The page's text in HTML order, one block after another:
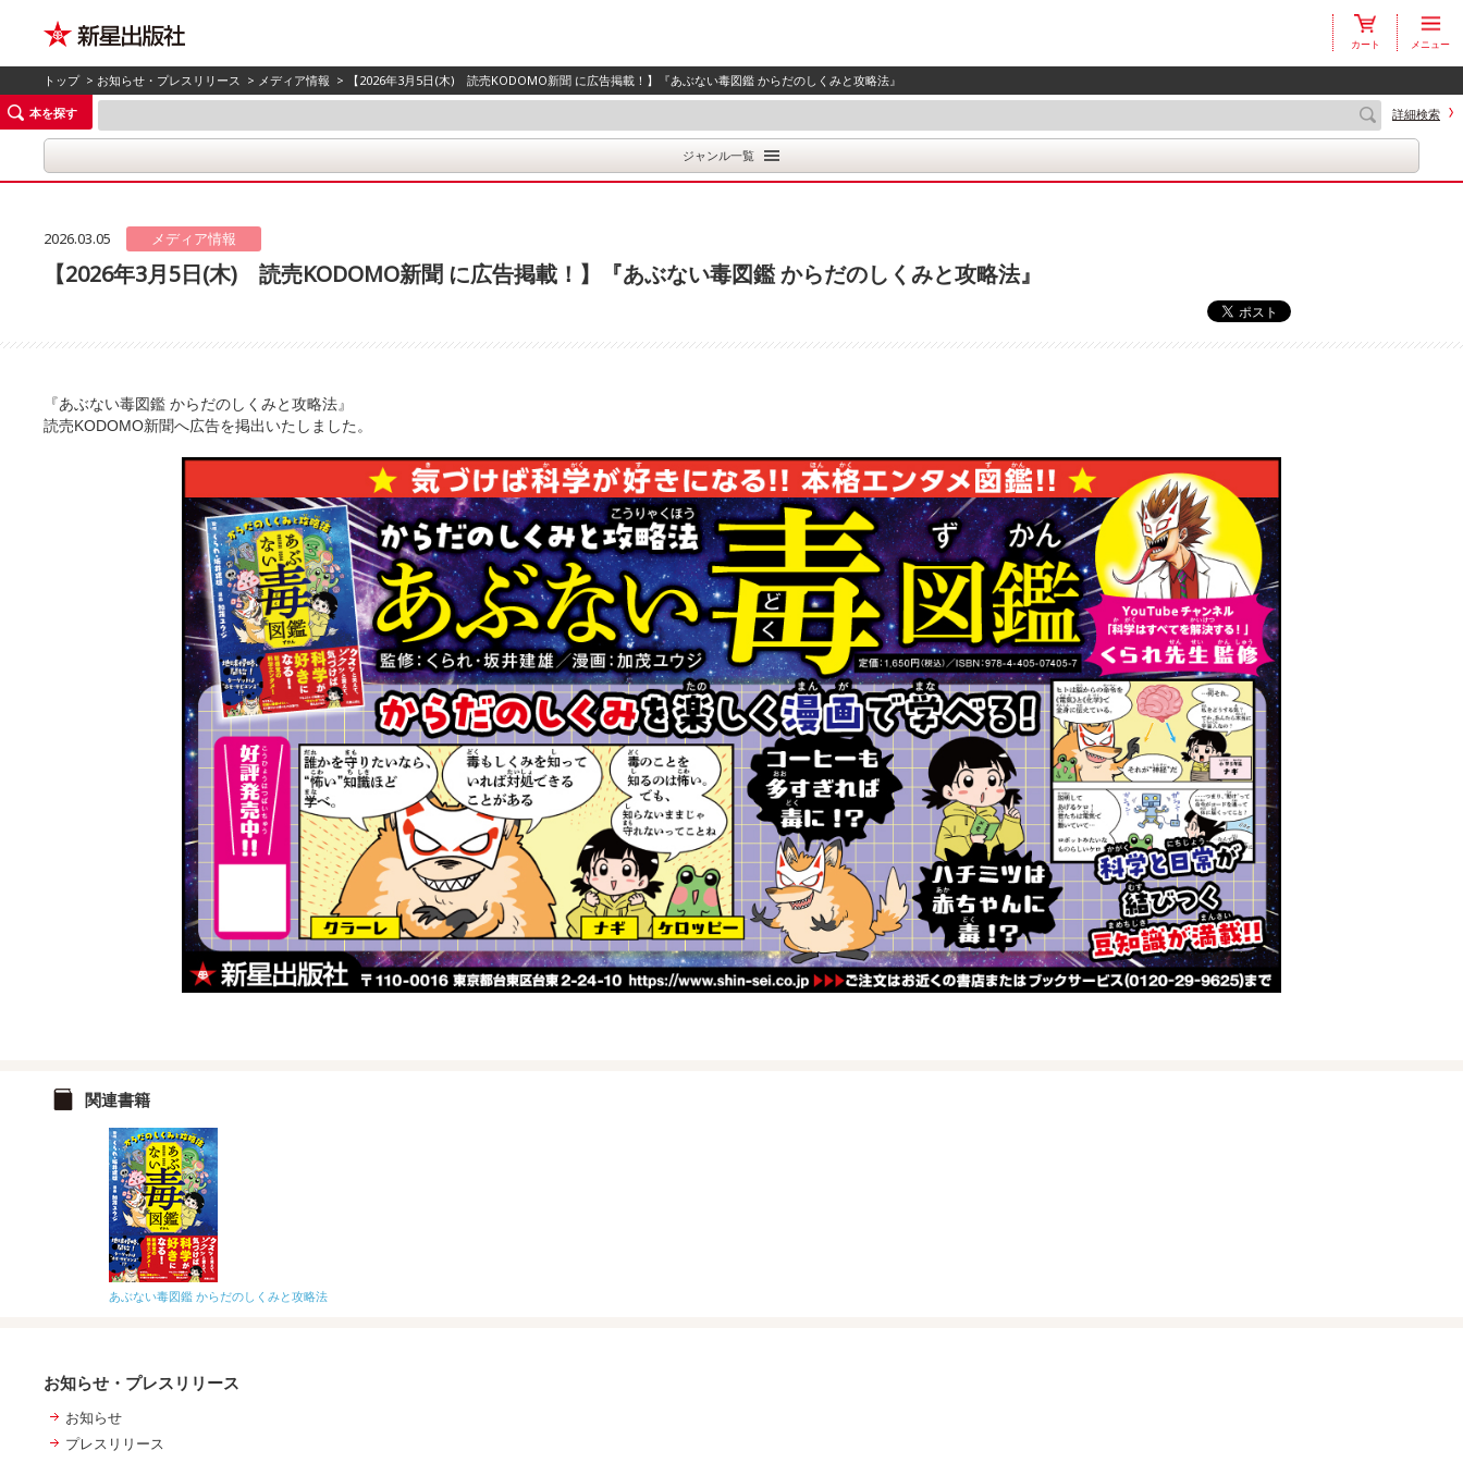
カート メニュー
トップ> お知らせ・プレスリリース > メディア情報 > 【2026年3月5日(木) 読売KODOMO新聞 に広告掲載！】『あぶない毒図鑑 からだのしくみと攻略法』
本を探す
詳細検索
ジャンル一覧
2026.03.05 メディア情報
【2026年3月5日(木) 読売KODOMO新聞 に広告掲載！】『あぶない毒図鑑 からだのしくみと攻略法』
『あぶない毒図鑑 からだのしくみと攻略法』
読売KODOMO新聞へ広告を掲出いたしました。
関連書籍
あぶない毒図鑑 からだのしくみと攻略法
お知らせ・プレスリリース
お知らせ
プレスリリース